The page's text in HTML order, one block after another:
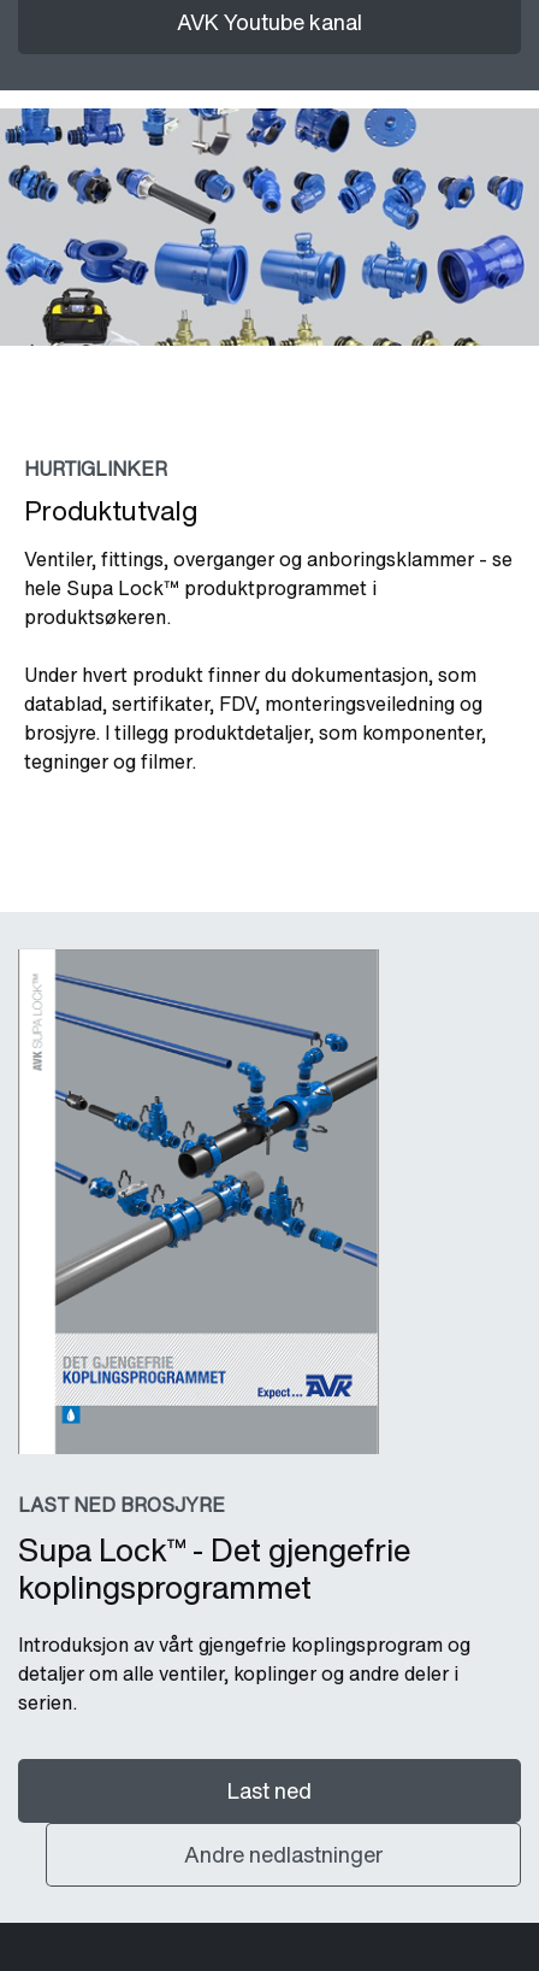
AVK Youtube kanal
HURTIGLINKER
Produktutvalg
Ventiler, fittings, overganger og anboringsklammer - se
hele Supa Lock™ produktprogrammet i
produktsøkeren.
Under hvert produkt finner du dokumentasjon, som
datablad, sertifikater, FDV, monteringsveiledning og
brosjyre. I tillegg produktdetaljer, som komponenter,
tegninger og filmer.
LAST NED BROSJYRE
Supa Lock™ - Det gjengefrie
koplingsprogrammet
Introduksjon av vårt gjengefrie koplingsprogram og
detaljer om alle ventiler, koplinger og andre deler i
serien.
Last ned
Andre nedlastninger